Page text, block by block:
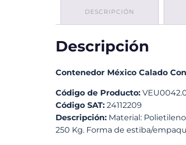
DESCRIPCIÓN
Descripción
Contenedor México Calado
Código de Producto:
Código SAT: 24112209
Descripción: Material:
250 Kg. Forma de estiba/